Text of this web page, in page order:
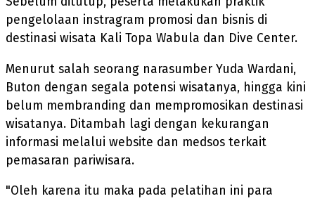
pengelolaan instragram promosi dan bisnis di
destinasi wisata Kali Topa Wabula dan Dive Center.
Menurut salah seorang narasumber Yuda Wardani,
Buton dengan segala potensi wisatanya, hingga kini
belum membranding dan mempromosikan destinasi
wisatanya. Ditambah lagi dengan kekurangan
informasi melalui website dan medsos terkait
pemasaran pariwisara.
"Oleh karena itu maka pada pelatihan ini para